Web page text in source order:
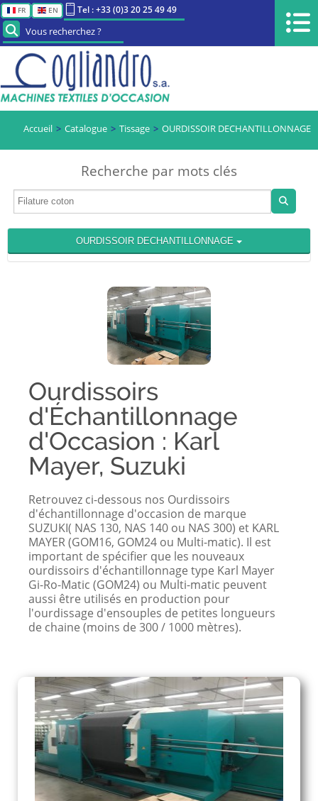
FR EN Tel : +33 (0)3 20 25 49 49
Vous recherchez ?
Accueil Catalogue Tissage OURDISSOIR DECHANTILLONNAGE
Recherche par mots clés
OURDISSOIR DECHANTILLONNAGE
Ourdissoirs
d'Échantillonnage
d'Occasion : Karl
Mayer, Suzuki
Retrouvez ci-dessous nos Ourdissoirs
d'échantillonnage d'occasion de marque
SUZUKI( NAS 130, NAS 140 ou NAS 300) et KARL
MAYER (GOM16, GOM24 ou Multi-matic). Il est
important de spécifier que les nouveaux
ourdissoirs d'échantillonnage type Karl Mayer
Gi-Ro-Matic (GOM24) ou Multi-matic peuvent
aussi être utilisés en production pour
l'ourdissage d'ensouples de petites longueurs
de chaine (moins de 300 / 1000 mètres).